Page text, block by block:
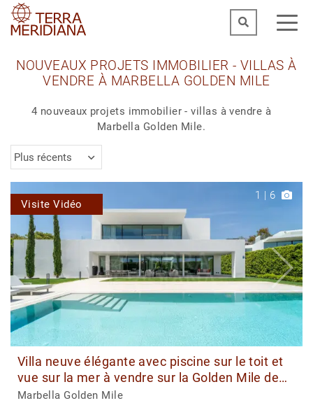
NOUVEAUX PROJETS IMMOBILIER - VILLAS À
VENDRE À MARBELLA GOLDEN MILE
4 nouveaux projets immobilier - villas à vendre à
Marbella Golden Mile.
Plus récents
1 | 6
Visite Vidéo
Villa neuve élégante avec piscine sur le toit et
vue sur la mer à vendre sur la Golden Mile de
Marbella
Marbella Golden Mile